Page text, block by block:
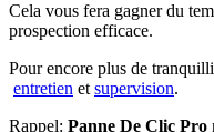
Cela vous fera gagner du
prospection efficace.
Pour encore plus de
entretien et supervision.
Rappel: Panne De Clic Pro